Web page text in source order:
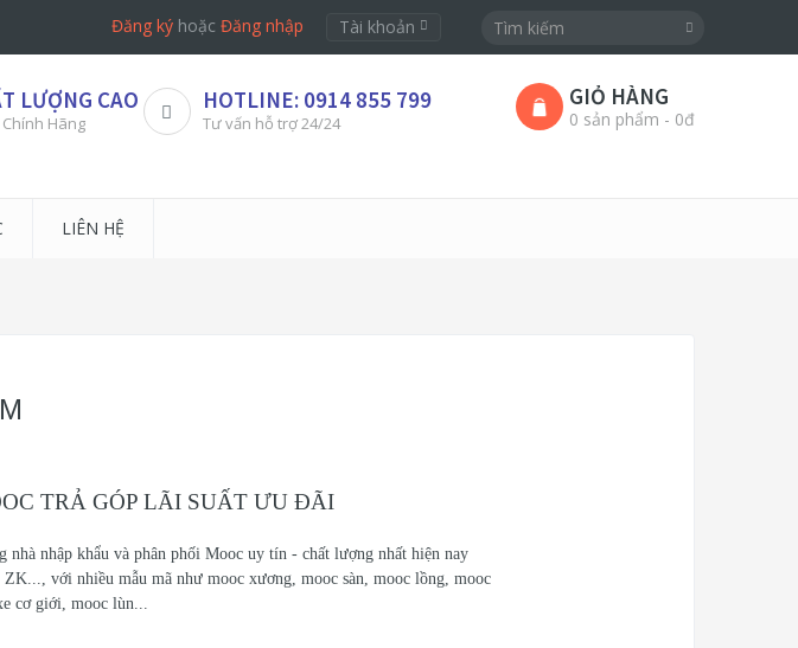
Đăng ký hoặcĐăng nhập Tài khoản
LƯỢNG CAO
Chính Hãng
HOTLINE: 0914 855 799
Tư vấn hỗ trợ 24/24
GIỎ HÀNG
0 sản phẩm - 0đ
LIÊN HỆ
TRẢ GÓP LÃI SUẤT ƯU ĐÃI
nhập khẩu và phân phối Mooc uy tín - chất lượng nhất hiện nay
với nhiều mẫu mã như mooc xương, mooc sàn, mooc lồng, mooc
cơ giới, mooc lùn...